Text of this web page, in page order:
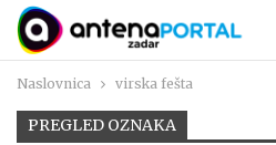
Naslovnica virska fešta
PREGLED OZNAKA